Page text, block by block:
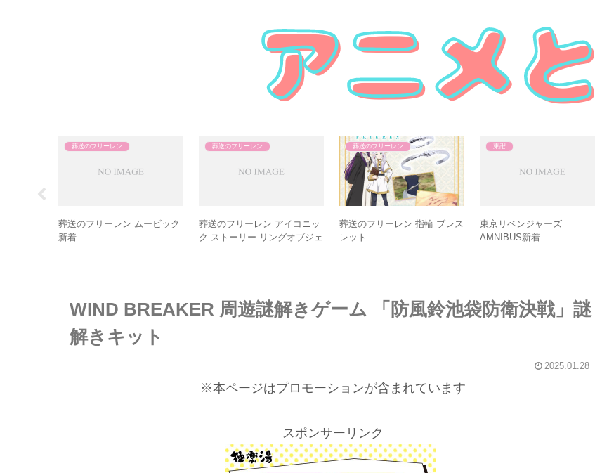
葬送のフリーレン
AERA 2026年 1/19号
東卍 東卍
東京リベンジャーズ×プリンセ
スカフェ
葬送のフリーレン
アンカ新着
WIND BREAKER 周遊謎解きゲーム 「防風鈴池袋防衛決戦」謎
解きキット
2025.01.28
※本ページはプロモーションが含まれています
スポンサーリンク